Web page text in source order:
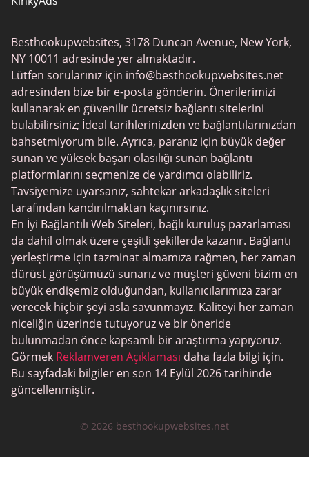
Together2Night
MyLOL
Swingtowns
Instabang
Besthookupwebsites, 3178 Duncan Avenue, New York,
NY 10011 adresinde yer almaktadır.
Lütfen sorularınız için info@besthookupwebsites.net
adresinden bize bir e-posta gönderin. Önerilerimizi
kullanarak en güvenilir ücretsiz bağlantı sitelerini
bulabilirsiniz; İdeal tarihlerinizden ve bağlantılarınızdan
bahsetmiyorum bile. Ayrıca, paranız için büyük değer
sunan ve yüksek başarı olasılığı sunan bağlantı
platformlarını seçmenize de yardımcı olabiliriz.
Tavsiyemize uyarsanız, sahtekar arkadaşlık siteleri
tarafından kandırılmaktan kaçınırsınız.
En İyi Bağlantılı Web Siteleri, bağlı kuruluş pazarlaması
da dahil olmak üzere çeşitli şekillerde kazanır. Bağlantı
yerleştirme için tazminat almamıza rağmen, her zaman
dürüst görüşümüzü sunarız ve müşteri güveni bizim en
büyük endişemiz olduğundan, kullanıcılarımıza zarar
verecek hiçbir şeyi asla savunmayız. Kaliteyi her zaman
niceliğin üzerinde tutuyoruz ve bir öneride
bulunmadan önce kapsamlı bir araştırma yapıyoruz.
Görmek Reklamveren Açıklaması daha fazla bilgi için.
Bu sayfadaki bilgiler en son 14 Eylül 2026 tarihinde
güncellenmiştir.
© 2026 besthookupwebsites.net